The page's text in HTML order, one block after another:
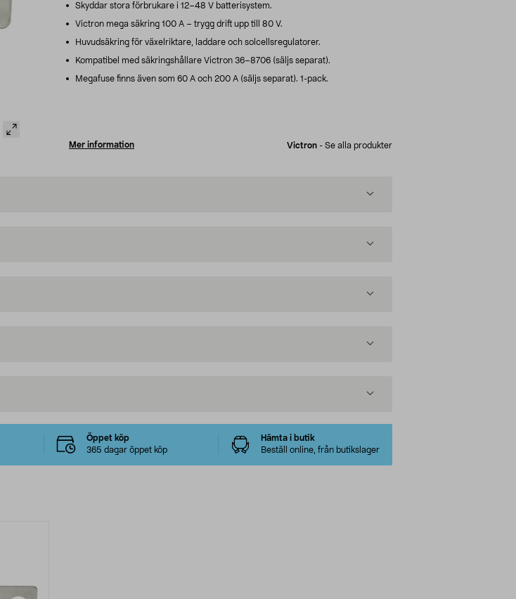
Skyddar stora förbrukare i 12–48 V batterisystem.
Victron mega säkring 100 A – trygg drift upp till 80 V.
Huvudsäkring för växelriktare, laddare och solcellsregulatorer.
Kompatibel med säkringshållare Victron 36–8706 (säljs separat).
Megafuse finns även som 60 A och 200 A (säljs separat). 1-pack.
Mer information Victron - Se alla produkter
Öppet köp
365 dagar öppet köp
Hämta i butik
Beställ online, från butikslager